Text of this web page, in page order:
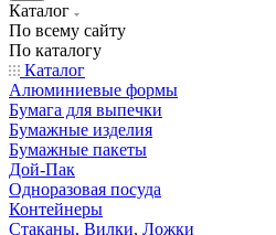
Каталог
По всему сайту
По каталогу
Каталог
Алюминиевые формы
Бумага для выпечки
Бумажные изделия
Бумажные пакеты
Дой-Пак
Одноразовая посуда
Контейнеры
Стаканы, Вилки, Ложки